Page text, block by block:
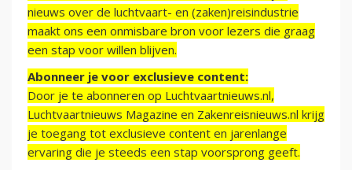
nieuws over de luchtvaart- en (zaken)reisindustrie
maakt ons een onmisbare bron voor lezers die graag
een stap voor willen blijven.
Abonneer je voor exclusieve content:
Door je te abonneren op Luchtvaartnieuws.nl,
Luchtvaartnieuws Magazine en Zakenreisnieuws.nl krijg
je toegang tot exclusieve content en jarenlange
ervaring die je steeds een stap voorsprong geeft.